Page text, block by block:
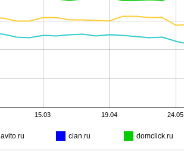
15.03 19.04 24.05
avito.ru cian.ru domclick.ru